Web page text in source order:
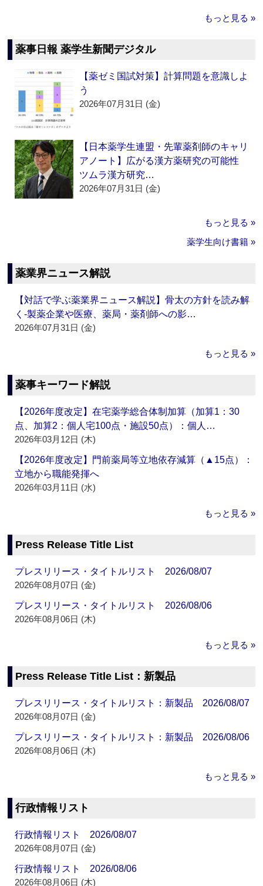
もっと見る »
薬事日報 薬学生新聞デジタル
【薬ゼミ国試対策】計算問題を意識しよ
う
2026年07月31日 (金)
【日本薬学生連盟・先輩薬剤師のキャリ
アノート】広がる漢方薬研究の可能性
ツムラ漢方研究…
2026年07月31日 (金)
もっと見る »
薬学生向け書籍 »
薬業界ニュース解説
【対話で学ぶ薬業界ニュース解説】骨太の方針を読み解
く‐製薬企業や医療、薬局・薬剤師への影…
2026年07月31日 (金)
もっと見る »
薬事キーワード解説
【2026年度改定】在宅薬学総合体制加算（加算1：30
点、加算2：個人宅100点・施設50点）：個人…
2026年03月12日 (木)
【2026年度改定】門前薬局等立地依存減算（▲15点）：
立地から職能発揮へ
2026年03月11日 (水)
もっと見る »
Press Release Title List
プレスリリース・タイトルリスト 2026/08/07
2026年08月07日 (金)
プレスリリース・タイトルリスト 2026/08/06
2026年08月06日 (木)
もっと見る »
Press Release Title List：新製品
プレスリリース・タイトルリスト：新製品 2026/08/07
2026年08月07日 (金)
プレスリリース・タイトルリスト：新製品 2026/08/06
2026年08月06日 (木)
もっと見る »
行政情報リスト
行政情報リスト 2026/08/07
2026年08月07日 (金)
行政情報リスト 2026/08/06
2026年08月06日 (木)